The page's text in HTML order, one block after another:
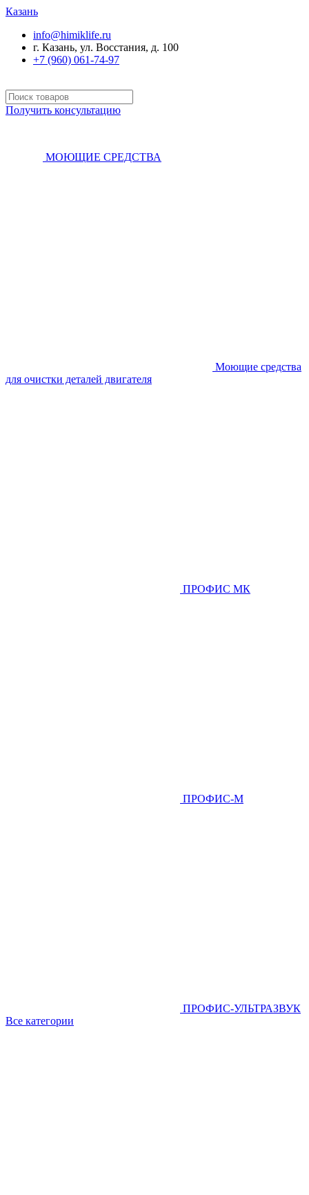
Казань
info@himiklife.ru
г. Казань, ул. Восстания, д. 100
+7 (960) 061-74-97
Получить консультацию
МОЮЩИЕ СРЕДСТВА
Моющие средства
для очистки деталей двигателя
ПРОФИС МК
ПРОФИС-М
ПРОФИС-УЛЬТРАЗВУК
Все категории